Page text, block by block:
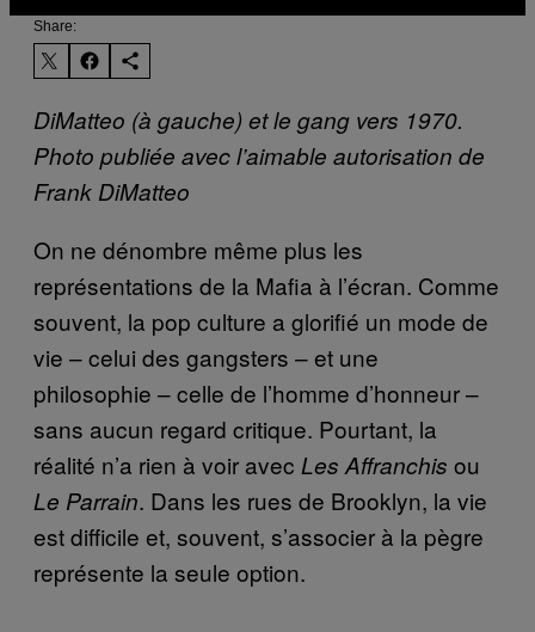
Share:
DiMatteo (à gauche) et le gang vers 1970.
Photo publiée avec l’aimable autorisation de
Frank DiMatteo
On ne dénombre même plus les
représentations de la Mafia à l’écran. Comme
souvent, la pop culture a glorifié un mode de
vie – celui des gangsters – et une
philosophie – celle de l’homme d’honneur –
sans aucun regard critique. Pourtant, la
réalité n’a rien à voir avec Les Affranchis ou
Le Parrain. Dans les rues de Brooklyn, la vie
est difficile et, souvent, s’associer à la pègre
représente la seule option.